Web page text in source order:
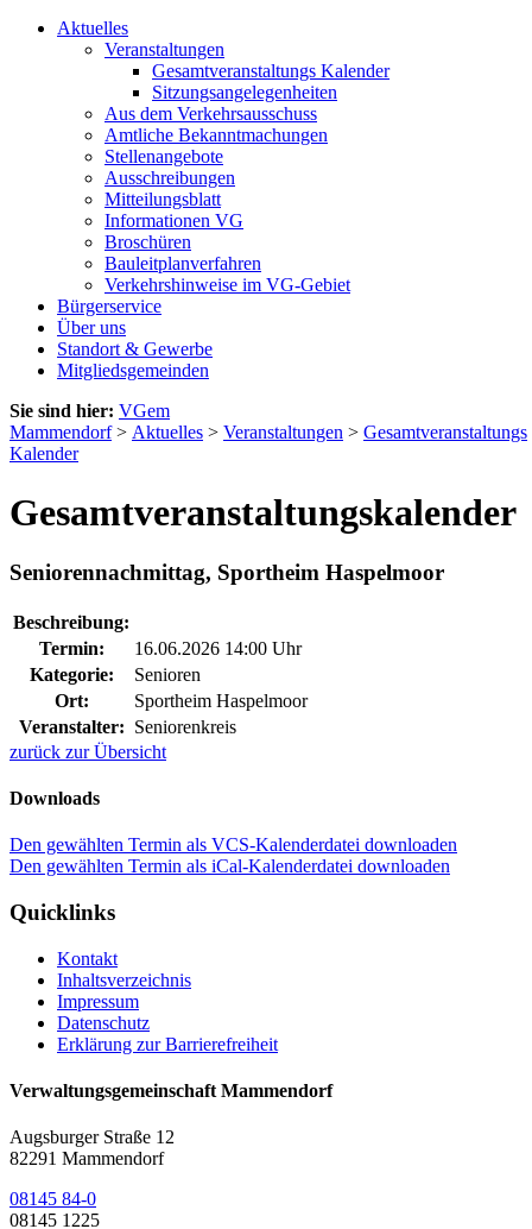
Aktuelles
Veranstaltungen
Gesamtveranstaltungs Kalender
Sitzungsangelegenheiten
Aus dem Verkehrsausschuss
Amtliche Bekanntmachungen
Stellenangebote
Ausschreibungen
Mitteilungsblatt
Informationen VG
Broschüren
Bauleitplanverfahren
Verkehrshinweise im VG-Gebiet
Bürgerservice
Über uns
Standort & Gewerbe
Mitgliedsgemeinden
Sie sind hier: VGem
Mammendorf> Aktuelles > Veranstaltungen > Gesamtveranstaltungs
Kalender
Gesamtveranstaltungskalender
Seniorennachmittag, Sportheim Haspelmoor
Beschreibung:
Termin:
16.06.2026 14:00 Uhr
Kategorie:
Senioren
Ort:
Sportheim Haspelmoor
Veranstalter: Seniorenkreis
zurück zur Übersicht
Downloads
Den gewählten Termin als VCS-Kalenderdatei downloaden
Den gewählten Termin als iCal-Kalenderdatei downloaden
Quicklinks
Kontakt
Inhaltsverzeichnis
Impressum
Datenschutz
Erklärung zur Barrierefreiheit
Verwaltungsgemeinschaft Mammendorf
Augsburger Straße 12
82291 Mammendorf
08145 84-0
08145 1225